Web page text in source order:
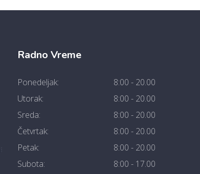
Radno Vreme
Ponedeljak:
8:00 - 20.00
Utorak:
8:00 - 20.00
Sreda:
8:00 - 20.00
Četvrtak:
8:00 - 20.00
Petak:
8:00 - 20.00
Subota:
8:00 - 17.00